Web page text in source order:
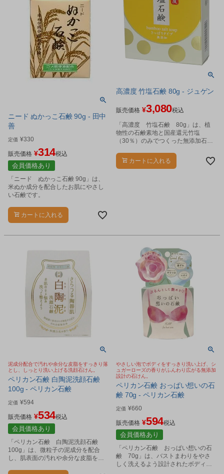
ニード ぬかっこ石鹸 90g - 田中
善
定価 ¥330
販売価格 ¥314税込
会員価格あり
「ニード ぬかっこ石鹸 90g」は、
米ぬか成分を配合したお肌にやさし
い石鹸です。
カートに入れる
高濃度 竹塩石鹸 80g - ジュゲン
販売価格 ¥3,080税込
「高濃度 竹塩石鹸 80g」は、植
物性の石鹸素地と国産還元竹塩
（30％）のみでつくった無添加石鹸
カートに入れる
泥成分配合で汚れや余分な皮脂をすっきり落
とし、しっとり洗い上げる洗顔石けん。
ペリカン石鹸 白陶泥洗顔石鹸
100g - ペリカン石鹸
定価 ¥594
販売価格 ¥534税込
会員価格あり
「ペリカン石鹸 白陶泥洗顔石鹸
100g」は、微粒子の泥成分を配合
し、肌表面の汚れや余分な皮脂をす
やさしい泡でボディをすっきり洗い上げ、シ
ュガーローズの香りがふんわり広がる無添加
設計の石けん。
ペリカン石鹸 おっぱい想いの石
鹸 70g - ペリカン石鹸
定価 ¥660
販売価格 ¥594税込
会員価格あり
「ペリカン石鹸 おっぱい想いの石
鹸 70g」は、バストまわりをやさ
しく洗えるよう設計されたボディ用